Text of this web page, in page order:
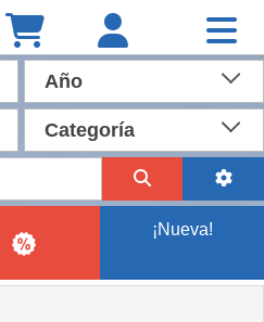
Año
Categoría
¡Nueva!